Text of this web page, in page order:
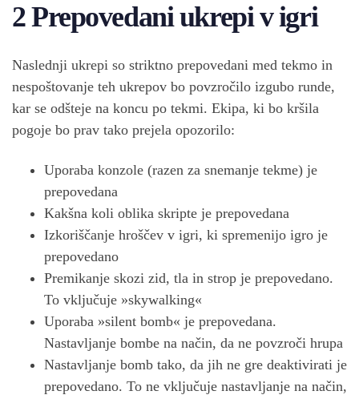
2 Prepovedani ukrepi v igri
Naslednji ukrepi so striktno prepovedani med tekmo in
nespoštovanje teh ukrepov bo povzročilo izgubo runde,
kar se odšteje na koncu po tekmi. Ekipa, ki bo kršila
pogoje bo prav tako prejela opozorilo:
Uporaba konzole (razen za snemanje tekme) je
prepovedana
Kakšna koli oblika skripte je prepovedana
Izkoriščanje hroščev v igri, ki spremenijo igro je
prepovedano
Premikanje skozi zid, tla in strop je prepovedano.
To vključuje »skywalking«
Uporaba »silent bomb« je prepovedana.
Nastavljanje bombe na način, da ne povzroči hrupa
Nastavljanje bomb tako, da jih ne gre deaktivirati je
prepovedano. To ne vključuje nastavljanje na način,